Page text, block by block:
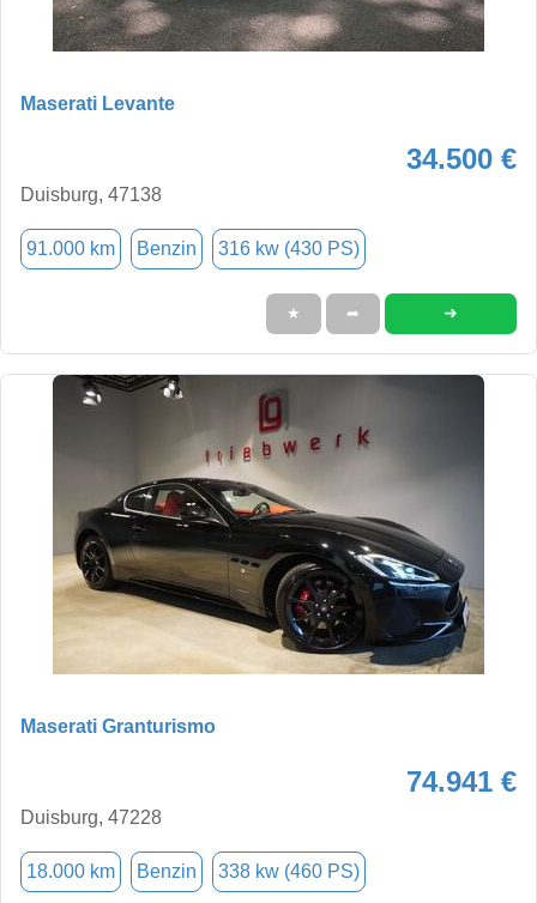
Maserati Levante
34.500 €
Duisburg, 47138
91.000 km Benzin 316 kw (430 PS)
★ ➦ ➜
Maserati Granturismo
74.941 €
Duisburg, 47228
18.000 km Benzin 338 kw (460 PS)